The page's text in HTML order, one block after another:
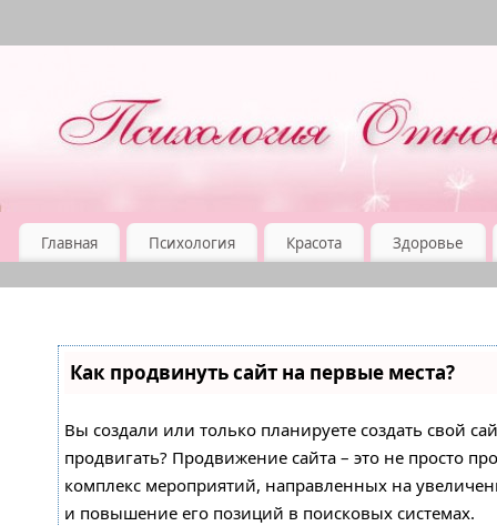
Главная Психология Красота Здоровье
Как продвинуть сайт на первые места?
Вы создали или только планируете создать свой
продвигать? Продвижение сайта – это не просто
комплекс мероприятий, направленных на
и повышение его позиций в поисковых системах.